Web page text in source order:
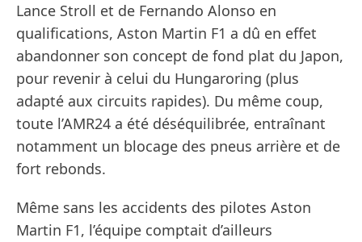
Lance Stroll et de Fernando Alonso en
qualifications, Aston Martin F1 a dû en effet
abandonner son concept de fond plat du Japon,
pour revenir à celui du Hungaroring (plus
adapté aux circuits rapides). Du même coup,
toute l’AMR24 a été déséquilibrée, entraînant
notamment un blocage des pneus arrière et de
fort rebonds.
Même sans les accidents des pilotes Aston
Martin F1, l’équipe comptait d’ailleurs